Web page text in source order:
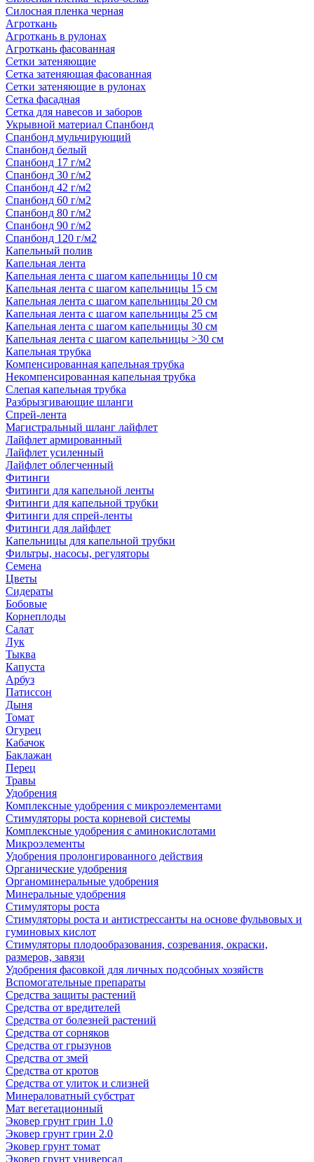
Силосная пленка черная
Агроткань
Агроткань в рулонах
Агроткань фасованная
Сетки затеняющие
Сетка затеняющая фасованная
Сетки затеняющие в рулонах
Сетка фасадная
Сетка для навесов и заборов
Укрывной материал Спанбонд
Спанбонд мульчирующий
Спанбонд белый
Спанбонд 17 г/м2
Спанбонд 30 г/м2
Спанбонд 42 г/м2
Спанбонд 60 г/м2
Спанбонд 80 г/м2
Спанбонд 90 г/м2
Спанбонд 120 г/м2
Капельный полив
Капельная лента
Капельная лента с шагом капельницы 10 см
Капельная лента с шагом капельницы 15 см
Капельная лента с шагом капельницы 20 см
Капельная лента с шагом капельницы 25 см
Капельная лента с шагом капельницы 30 см
Капельная лента с шагом капельницы >30 см
Капельная трубка
Компенсированная капельная трубка
Некомпенсированная капельная трубка
Слепая капельная трубка
Разбрызгивающие шланги
Спрей-лента
Магистральный шланг лайфлет
Лайфлет армированный
Лайфлет усиленный
Лайфлет облегченный
Фитинги
Фитинги для капельной ленты
Фитинги для капельной трубки
Фитинги для спрей-ленты
Фитинги для лайфлет
Капельницы для капельной трубки
Фильтры, насосы, регуляторы
Семена
Цветы
Сидераты
Бобовые
Корнеплоды
Салат
Лук
Тыква
Капуста
Арбуз
Патиссон
Дыня
Томат
Огурец
Кабачок
Баклажан
Перец
Травы
Удобрения
Комплексные удобрения с микроэлементами
Стимуляторы роста корневой системы
Комплексные удобрения с аминокислотами
Микроэлементы
Удобрения пролонгированного действия
Органические удобрения
Органоминеральные удобрения
Минеральные удобрения
Стимуляторы роста
Стимуляторы роста и антистрессанты на основе фульвовых и
гуминовых кислот
Стимуляторы плодообразования, созревания, окраски,
размеров, завязи
Удобрения фасовкой для личных подсобных хозяйств
Вспомогательные препараты
Средства защиты растений
Средства от вредителей
Средства от болезней растений
Средства от сорняков
Средства от грызунов
Средства от змей
Средства от кротов
Средства от улиток и слизней
Минераловатный субстрат
Мат вегетационный
Эковер грунт грин 1.0
Эковер грунт грин 2.0
Эковер грунт томат
Эковер грунт универсал